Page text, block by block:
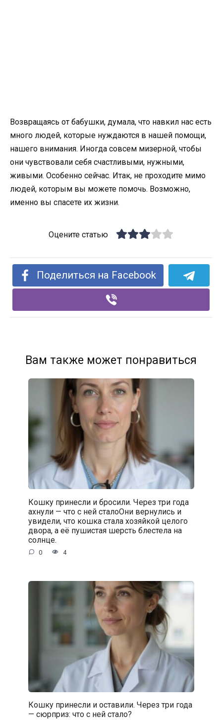
Возвращаясь от бабушки, думала, что навкил нас есть
много людей, которые нуждаются в нашей помощи,
нашего внимания. Иногда совсем мизерной, чтобы
они чувствовали себя счастливыми, нужными,
живыми. Особенно сейчас. Итак, не проходите мимо
людей, которым вы можете помочь. Возможно,
именно вы спасете их жизни.
Оцените статью
Поделиться на Facebook
Вам также может понравиться
Кошку принесли и бросили. Через три года
ахнули — что с ней сталоОни вернулись и
увидели, что кошка стала хозяйкой целого
двора, а её пушистая шерсть блестела на
солнце.
0 4
Кошку принесли и оставили. Через три года
— сюрприз: что с ней стало?